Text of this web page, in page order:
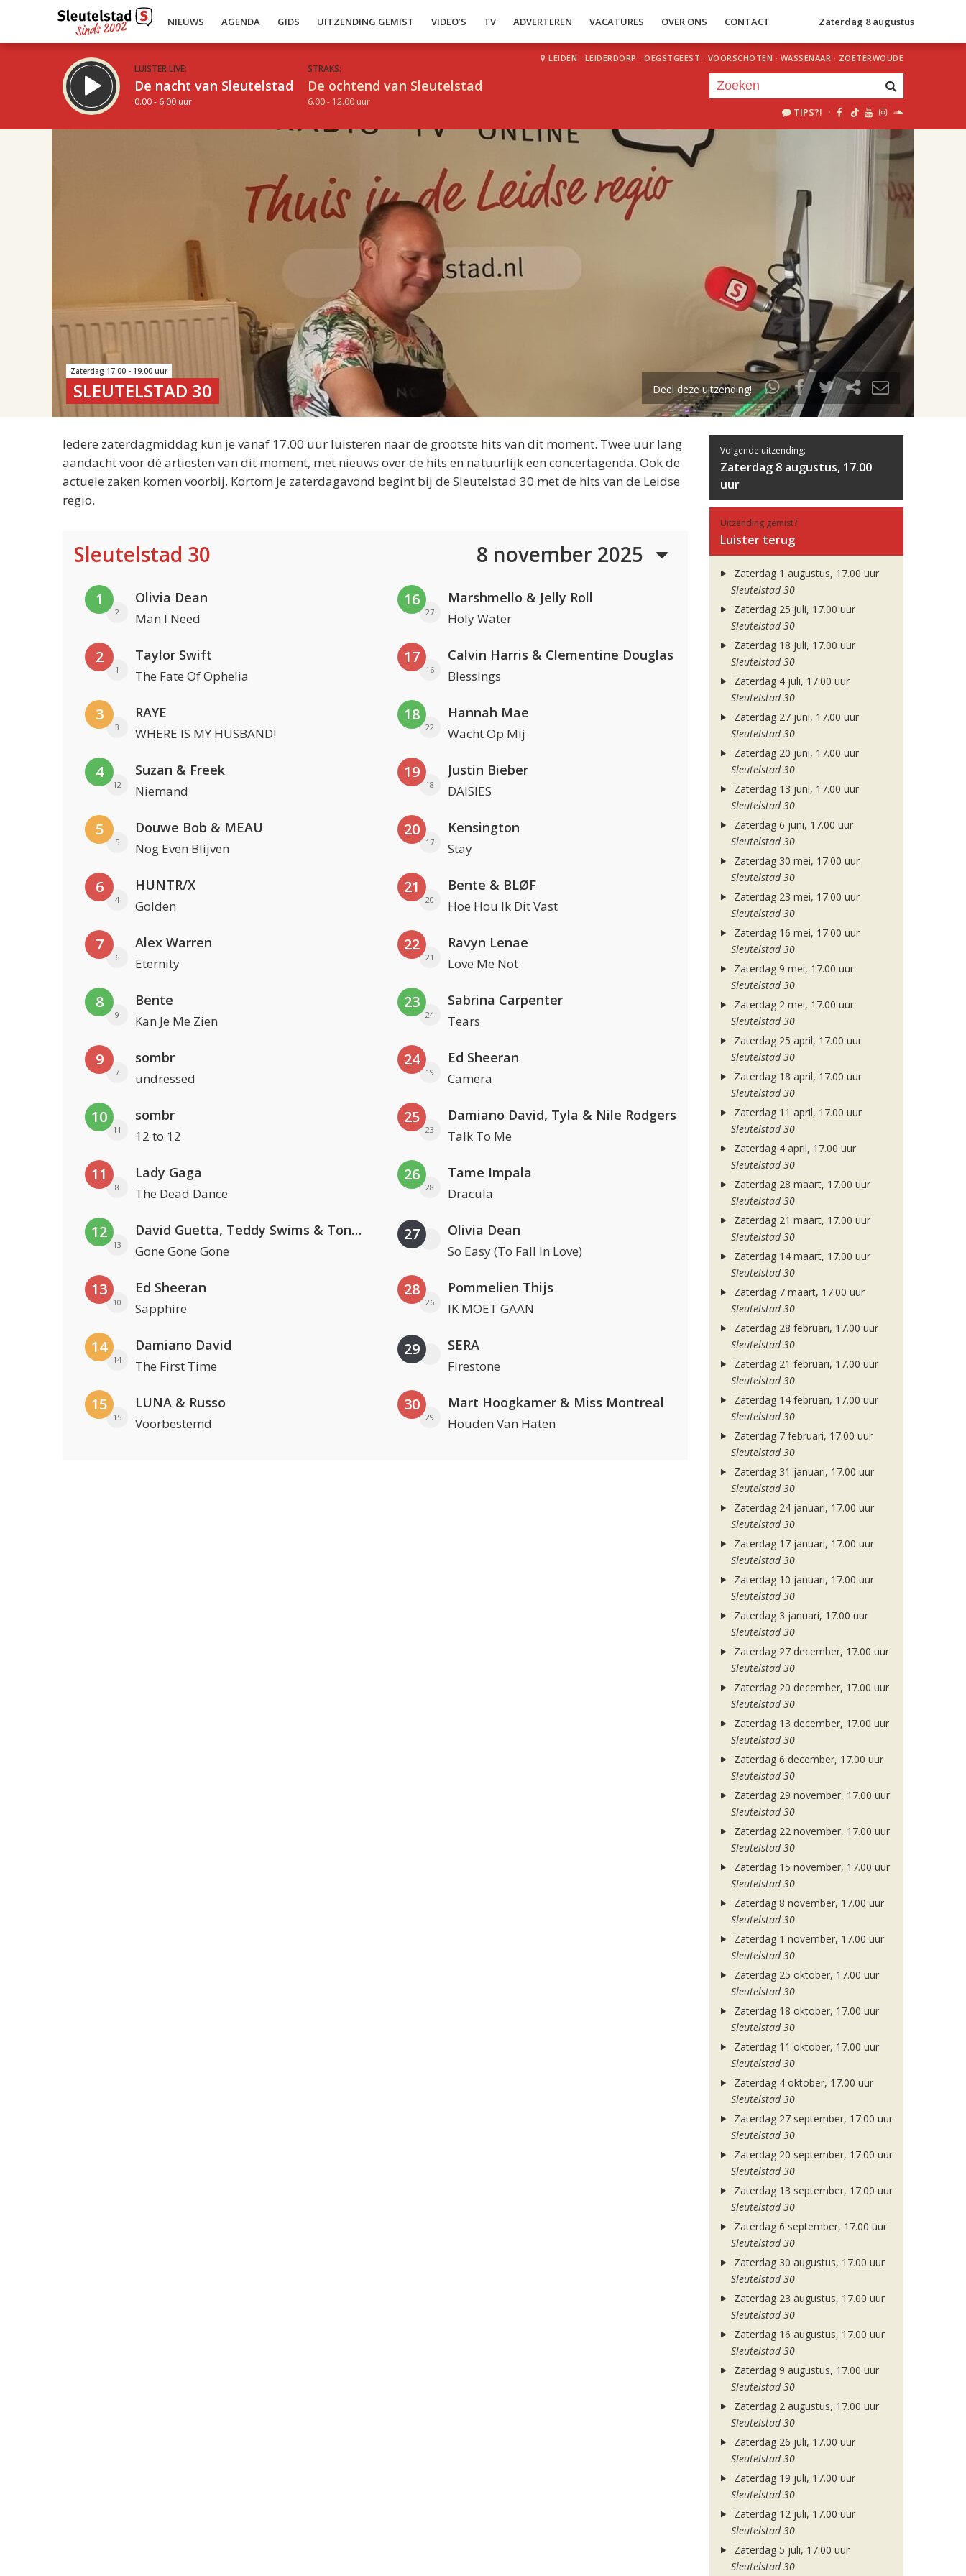
NIEUWS AGENDA GIDS UITZENDING GEMIST VIDEO’S TV ADVERTEREN VACATURES OVER ONS CONTACT Zaterdag 8 augustus
LUISTER LIVE:
De nacht van Sleutelstad
0.00 - 6.00 uur
STRAKS:
De ochtend van Sleutelstad
6.00 - 12.00 uur
LEIDEN · LEIDERDORP · OEGSTGEEST · VOORSCHOTEN · WASSENAAR · ZOETERWOUDE
TIPS?! ·
uur 1 van 2
Volgend uur
Zaterdag 17.00 - 19.00 uur
SLEUTELSTAD 30 Deel deze uitzending!
Iedere zaterdagmiddag kun je vanaf 17.00 uur luisteren naar de grootste hits van dit moment. Twee uur lang
aandacht voor dé artiesten van dit moment, met nieuws over de hits en natuurlijk een concertagenda. Ook de
actuele zaken komen voorbij. Kortom je zaterdagavond begint bij de Sleutelstad 30 met de hits van de Leidse
regio.
Sleutelstad 30 8 november 2025
1
2
Olivia Dean
Man I Need
2
1
Taylor Swift
The Fate Of Ophelia
3
3
RAYE
WHERE IS MY HUSBAND!
4
12
Suzan & Freek
Niemand
5
5
Douwe Bob & MEAU
Nog Even Blijven
6
4
HUNTR/X
Golden
7
6
Alex Warren
Eternity
8
9
Bente
Kan Je Me Zien
9
7
sombr
undressed
10
11
sombr
12 to 12
11
8
Lady Gaga
The Dead Dance
12
13
David Guetta, Teddy Swims & Tones And I
Gone Gone Gone
13
10
Ed Sheeran
Sapphire
14
14
Damiano David
The First Time
15
15
LUNA & Russo
Voorbestemd
16
27
Marshmello & Jelly Roll
Holy Water
17
16
Calvin Harris & Clementine Douglas
Blessings
18
22
Hannah Mae
Wacht Op Mij
19
18
Justin Bieber
DAISIES
20
17
Kensington
Stay
21
20
Bente & BLØF
Hoe Hou Ik Dit Vast
22
21
Ravyn Lenae
Love Me Not
23
24
Sabrina Carpenter
Tears
24
19
Ed Sheeran
Camera
25
23
Damiano David, Tyla & Nile Rodgers
Talk To Me
26
28
Tame Impala
Dracula
27 Olivia Dean
So Easy (To Fall In Love)
28
26
Pommelien Thijs
IK MOET GAAN
29 SERA
Firestone
30
29
Mart Hoogkamer & Miss Montreal
Houden Van Haten
Volgende uitzending:
Zaterdag 8 augustus, 17.00
uur
Uitzending gemist?
Luister terug
Zaterdag 1 augustus, 17.00 uur
Sleutelstad 30
Zaterdag 25 juli, 17.00 uur
Sleutelstad 30
Zaterdag 18 juli, 17.00 uur
Sleutelstad 30
Zaterdag 4 juli, 17.00 uur
Sleutelstad 30
Zaterdag 27 juni, 17.00 uur
Sleutelstad 30
Zaterdag 20 juni, 17.00 uur
Sleutelstad 30
Zaterdag 13 juni, 17.00 uur
Sleutelstad 30
Zaterdag 6 juni, 17.00 uur
Sleutelstad 30
Zaterdag 30 mei, 17.00 uur
Sleutelstad 30
Zaterdag 23 mei, 17.00 uur
Sleutelstad 30
Zaterdag 16 mei, 17.00 uur
Sleutelstad 30
Zaterdag 9 mei, 17.00 uur
Sleutelstad 30
Zaterdag 2 mei, 17.00 uur
Sleutelstad 30
Zaterdag 25 april, 17.00 uur
Sleutelstad 30
Zaterdag 18 april, 17.00 uur
Sleutelstad 30
Zaterdag 11 april, 17.00 uur
Sleutelstad 30
Zaterdag 4 april, 17.00 uur
Sleutelstad 30
Zaterdag 28 maart, 17.00 uur
Sleutelstad 30
Zaterdag 21 maart, 17.00 uur
Sleutelstad 30
Zaterdag 14 maart, 17.00 uur
Sleutelstad 30
Zaterdag 7 maart, 17.00 uur
Sleutelstad 30
Zaterdag 28 februari, 17.00 uur
Sleutelstad 30
Zaterdag 21 februari, 17.00 uur
Sleutelstad 30
Zaterdag 14 februari, 17.00 uur
Sleutelstad 30
Zaterdag 7 februari, 17.00 uur
Sleutelstad 30
Zaterdag 31 januari, 17.00 uur
Sleutelstad 30
Zaterdag 24 januari, 17.00 uur
Sleutelstad 30
Zaterdag 17 januari, 17.00 uur
Sleutelstad 30
Zaterdag 10 januari, 17.00 uur
Sleutelstad 30
Zaterdag 3 januari, 17.00 uur
Sleutelstad 30
Zaterdag 27 december, 17.00 uur
Sleutelstad 30
Zaterdag 20 december, 17.00 uur
Sleutelstad 30
Zaterdag 13 december, 17.00 uur
Sleutelstad 30
Zaterdag 6 december, 17.00 uur
Sleutelstad 30
Zaterdag 29 november, 17.00 uur
Sleutelstad 30
Zaterdag 22 november, 17.00 uur
Sleutelstad 30
Zaterdag 15 november, 17.00 uur
Sleutelstad 30
Zaterdag 8 november, 17.00 uur
Sleutelstad 30
Zaterdag 1 november, 17.00 uur
Sleutelstad 30
Zaterdag 25 oktober, 17.00 uur
Sleutelstad 30
Zaterdag 18 oktober, 17.00 uur
Sleutelstad 30
Zaterdag 11 oktober, 17.00 uur
Sleutelstad 30
Zaterdag 4 oktober, 17.00 uur
Sleutelstad 30
Zaterdag 27 september, 17.00 uur
Sleutelstad 30
Zaterdag 20 september, 17.00 uur
Sleutelstad 30
Zaterdag 13 september, 17.00 uur
Sleutelstad 30
Zaterdag 6 september, 17.00 uur
Sleutelstad 30
Zaterdag 30 augustus, 17.00 uur
Sleutelstad 30
Zaterdag 23 augustus, 17.00 uur
Sleutelstad 30
Zaterdag 16 augustus, 17.00 uur
Sleutelstad 30
Zaterdag 9 augustus, 17.00 uur
Sleutelstad 30
Zaterdag 2 augustus, 17.00 uur
Sleutelstad 30
Zaterdag 26 juli, 17.00 uur
Sleutelstad 30
Zaterdag 19 juli, 17.00 uur
Sleutelstad 30
Zaterdag 12 juli, 17.00 uur
Sleutelstad 30
Zaterdag 5 juli, 17.00 uur
Sleutelstad 30